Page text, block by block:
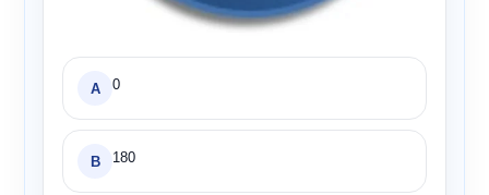
A 0
B 180